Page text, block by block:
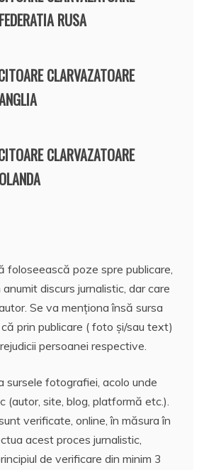
RUSA
CLARVAZATOARE
CLARVAZATOARE
foloseească poze spre publicare,
discurs jurnalistic, dar care
Se va menționa însă sursa
prin publicare ( foto și/sau text)
persoanei respective.
sursele fotografiei, acolo unde
(autor, site, blog, platformă etc.).
verificate, online, în măsura în
acest proces jurnalistic,
de verificare din minim 3